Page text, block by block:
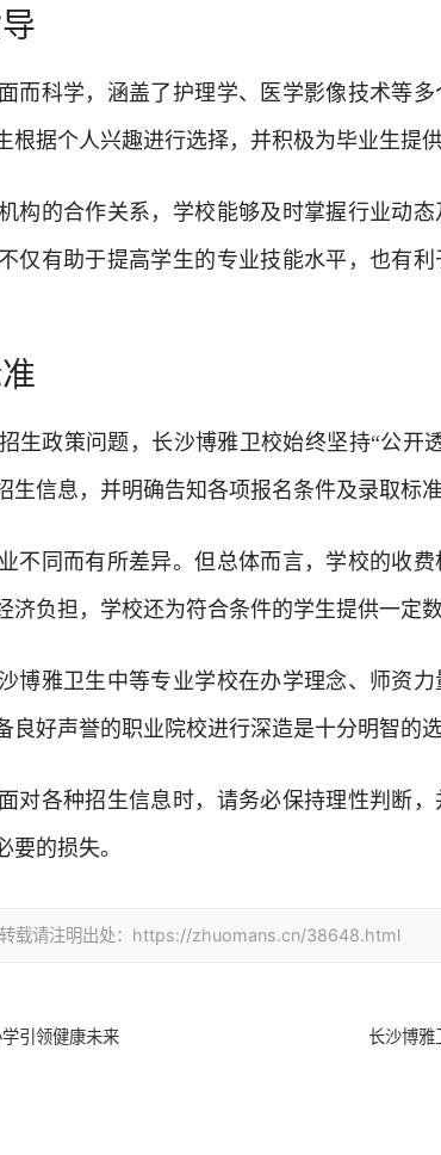
而科学，涵盖了护理学、医学影像技术等
据个人兴趣进行选择，并积极为毕业生提供
构的合作关系，学校能够及时掌握行业动
仅有助于提高学生的专业技能水平，也有
生政策问题，长沙博雅卫校始终坚持“公开
生信息，并明确告知各项报名条件及录取标准
不同而有所差异。但总体而言，学校的收
济负担，学校还为符合条件的学生提供一定
博雅卫生中等专业学校在办学理念、师资
好声誉的职业院校进行深造是十分明智的选
对各种招生信息时，请务必保持理性判断
的损失。
转载请注明出处：https://zhuomans.cn/38648.html
引领健康未来
长沙博雅